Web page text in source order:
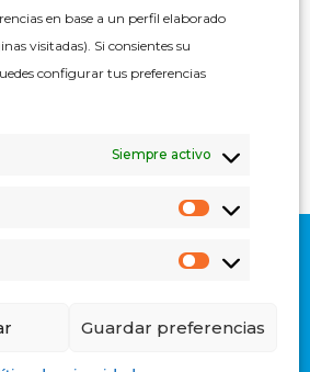
en base a un perfil elaborado
visitadas). Si consientes su
configurar tus preferencias
Siempre activo
Cookies
análisis
Cookies
Guardar preferencias